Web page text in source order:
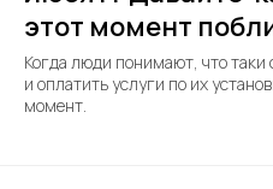
этот момент
Когда люди понимают, что таки
и оплатить услуги по их
момент.